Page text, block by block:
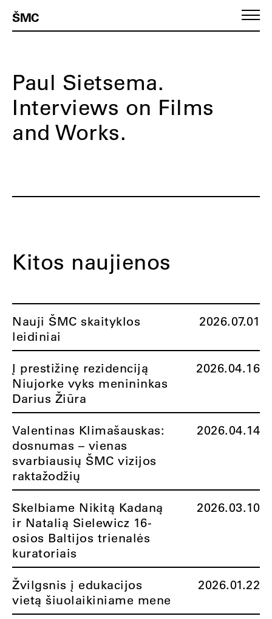
ŠMC
Paul Sietsema.
Interviews on Films
and Works.
Kitos naujienos
Nauji ŠMC skaityklos
leidiniai
2026.07.01
Į prestižinę rezidenciją
Niujorke vyks menininkas
Darius Žiūra
2026.04.16
Valentinas Klimašauskas:
dosnumas – vienas
svarbiausių ŠMC vizijos
raktažodžių
2026.04.14
Skelbiame Nikitą Kadaną
ir Natalią Sielewicz 16-
osios Baltijos trienalės
kuratoriais
2026.03.10
Žvilgsnis į edukacijos
vietą šiuolaikiniame mene
2026.01.22